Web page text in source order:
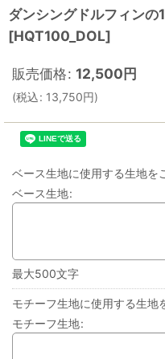
ダンシングドルフィン
[HQT100_DOL]
販売価格: 12,500円
(税込: 13,750円)
ベース生地に使用する生地を
ベース生地:
最大500文字
モチーフ生地に使用する生地
モチーフ生地: